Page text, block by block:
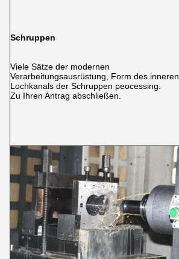
Schruppen
Viele Sätze der modernen
Verarbeitungsausrüstung, Form des inneren
Lochkanals der Schruppen peocessing.
Zu Ihren Antrag abschließen.